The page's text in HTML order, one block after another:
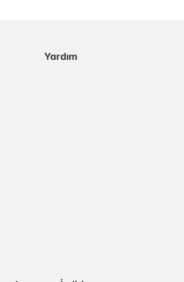
Yardım